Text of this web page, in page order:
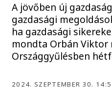
A jövőben új
gazdasági
ha gazdasági
mondta Orbán Viktor
Országgyűlésben
2024. SZEPTEMBER 30.